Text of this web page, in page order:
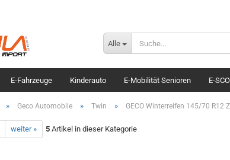
Alle
E-Fahrzeuge Kinderauto E-Mobilität Senioren E-
» Geco Automobile » Twin » GECO Winterreifen 145/70 R12
weiter » 5 Artikel in dieser Kategorie